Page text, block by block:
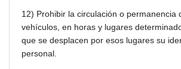
12) Prohibir la circulación o permanencia
vehículos, en horas y lugares
que se desplacen por esos lugares su
personal.